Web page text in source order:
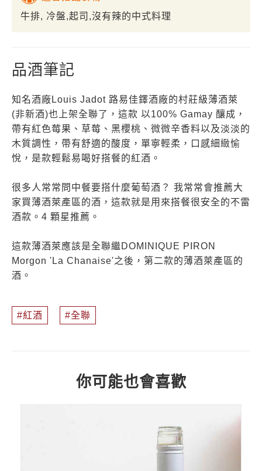
牛排, 冷盤,起司,沒有辣的中式料理
品酒筆記
知名酒廠Louis Jadot 路易佳鐸酒廠的村莊級薄酒萊
(非新酒)也上架全聯了，這款 以100% Gamay 釀成，
帶有紅色莓果、草莓、黑櫻桃、微微辛香料以及淡淡的
木質調性，帶有舒適的酸度，單寧輕柔，口感細緻愉
悅，是款輕鬆易喝好搭餐的紅酒。
很多人常常問中餐要搭什麼葡萄酒？ 我常常會推薦大
家買薄酒萊產區的酒，這款就是用來搭餐很安全的不雷
酒款。4 顆星推薦。
這款薄酒萊應該是全聯繼DOMINIQUE PIRON
Morgon 'La Chanaise'之後，第二款的薄酒萊產區的
酒。
紅酒 全聯
你可能也會喜歡